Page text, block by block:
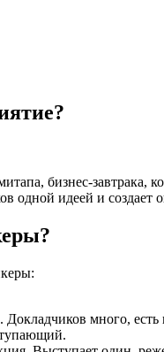
бизнес-завтрака,
одной идеей и создает
много,